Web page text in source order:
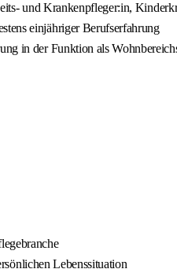
und Krankenpfleger:in,
einjähriger Berufserfahrung
in der Funktion als
Lebenssituation